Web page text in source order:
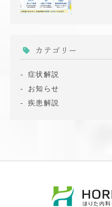
カテゴリー
症状解説
お知らせ
疾患解説